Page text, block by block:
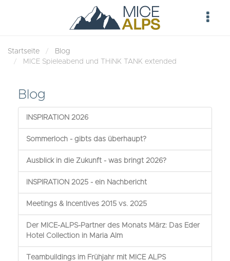
Startseite
Blog
MICE Spieleabend und THiNK TANK extended
Blog
INSPIRATION 2026
Sommerloch - gibts das überhaupt?
Ausblick in die Zukunft - was bringt 2026?
INSPIRATION 2025 - ein Nachbericht
Meetings & Incentives 2015 vs. 2025
Der MICE-ALPS-Partner des Monats März: Das Eder
Hotel Collection in Maria Alm
Teambuildings im Frühjahr mit MICE ALPS